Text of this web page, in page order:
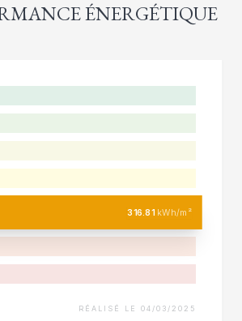
ÉNERGÉTIQUE
316.81 kWh/m²
RÉALISÉ LE 04/03/2025